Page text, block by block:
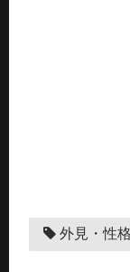
外見・性格